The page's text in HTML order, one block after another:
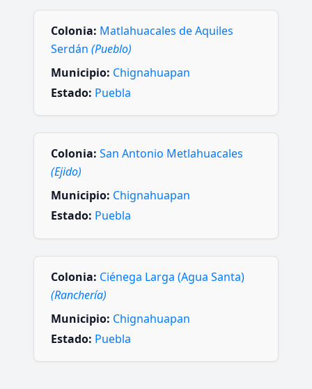
Colonia: Matlahuacales de Aquiles
Serdán (Pueblo)
Municipio: Chignahuapan
Estado: Puebla
Colonia: San Antonio Metlahuacales
(Ejido)
Municipio: Chignahuapan
Estado: Puebla
Colonia: Ciénega Larga (Agua Santa)
(Ranchería)
Municipio: Chignahuapan
Estado: Puebla